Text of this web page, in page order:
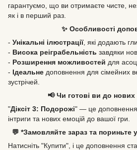
гарантуємо, що ви отримаєте чисте,
як і в перший раз.
✨ Особливості
- Унікальні ілюстрації, які додають
- Висока реіграбельність завдяки
- Розширення можливостей для
- Ідеальне доповнення для сімейних
зустрічей.
📢 Чи готові ви до нових
"Діксіт 3: Подорожі" — це
інтриги та нових емоцій до вашої гри.
💬 *Замовляйте зараз та пориньте
Натисніть "Купити", і це доповнення